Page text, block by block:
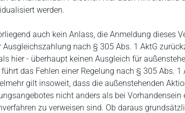
werden.
auch kein Anlass, die Anmeldung dieses
Ausgleichszahlung nach § 305 Abs. 1 AktG
hier - überhaupt keinen Ausgleich für
das Fehlen einer Regelung nach § 305 Abs.
gilt insoweit, dass die außenstehenden
nicht anders als bei
zu verweisen sind. Ob daraus